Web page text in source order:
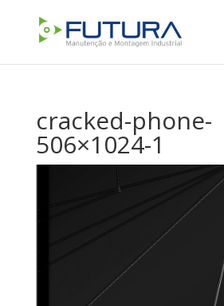
cracked-phone-
506×1024-1